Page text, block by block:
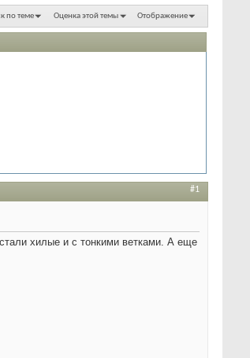
по теме Оценка этой темы Отображение
#1
хилые и с тонкими ветками. А еще